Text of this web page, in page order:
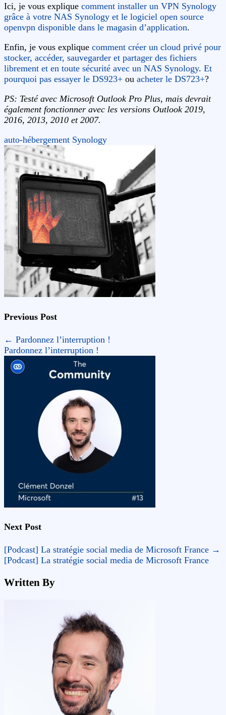
Ici, je vous explique comment installer un VPN Synology
grâce à votre NAS Synology et le logiciel open source
openvpn disponible dans le magasin d’application.
Enfin, je vous explique comment créer un cloud privé pour
stocker, accéder, sauvegarder et partager des fichiers
librement et en toute sécurité avec un NAS Synology. Et
pourquoi pas essayer le DS923+ ou acheter le DS723+?
PS: Testé avec Microsoft Outlook Pro Plus, mais devrait
également fonctionner avec les versions Outlook 2019,
2016, 2013, 2010 et 2007.
auto-hébergement Synology
Previous Post
← Pardonnez l’interruption !
Pardonnez l’interruption !
Next Post
[Podcast] La stratégie social media de Microsoft France →
[Podcast] La stratégie social media de Microsoft France
Written By